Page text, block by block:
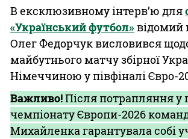
В ексклюзивному інтерв’ю для
«Український футбол»відомий
Олег Федорчук висловився
майбутнього матчу збірної
Німеччиною у півфіналі Євро-
Важливо!Після потрапляння у
чемпіонату Європи-2026
Михайленка гарантувала собі